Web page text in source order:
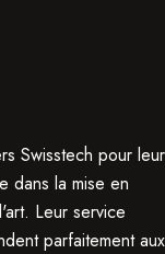
Swisstech pour leur
dans la mise en
Leur service
parfaitement aux